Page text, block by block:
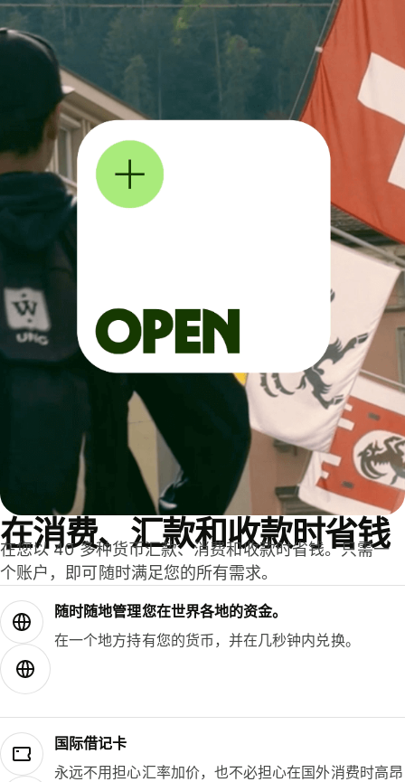
在消费、汇款和收款时省钱
在您以 40 多种货币汇款、消费和收款时省钱。只需一
个账户，即可随时满足您的所有需求。
随时随地管理您在世界各地的资金。
在一个地方持有您的货币，并在几秒钟内兑换。
国际借记卡
永远不用担心汇率加价，也不必担心在国外消费时高昂